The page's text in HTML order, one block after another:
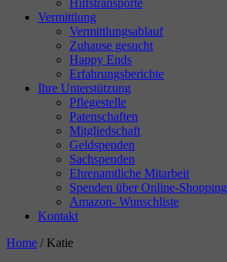
Hilfstransporte
Vermittlung
Vermittlungsablauf
Zuhause gesucht
Happy Ends
Erfahrungsberichte
Ihre Unterstützung
Pflegestelle
Patenschaften
Mitgliedschaft
Geldspenden
Sachspenden
Ehrenamtliche Mitarbeit
Spenden über Online-Shopping
Amazon- Wunschliste
Kontakt
Home / Katie